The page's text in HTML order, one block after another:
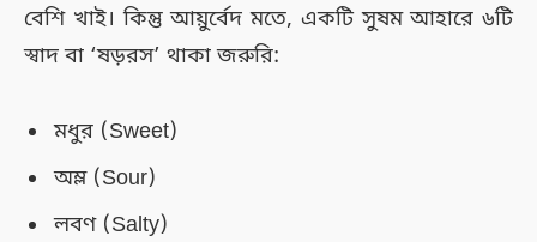
বেশি খাই। কিন্তু আয়ুর্বেদ মতে, একটি সুষম আহারে ৬টি
স্বাদ বা ‘ষড়রস’ থাকা জরুরি:
মধুর (Sweet)
অম্ল (Sour)
লবণ (Salty)